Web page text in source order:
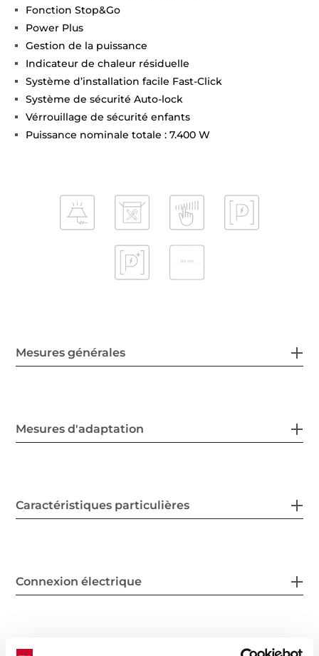
Fonction Stop&Go
Power Plus
Gestion de la puissance
Indicateur de chaleur résiduelle
Système d’installation facile Fast-Click
Système de sécurité Auto-lock
Vérrouillage de sécurité enfants
Puissance nominale totale : 7.400 W
Mesures générales
Mesures d'adaptation
Caractéristiques particulières
Connexion électrique